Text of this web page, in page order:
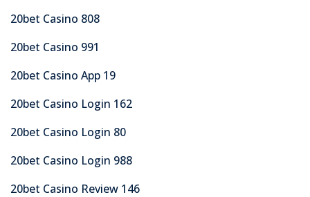
20bet Casino 808
20bet Casino 991
20bet Casino App 19
20bet Casino Login 162
20bet Casino Login 80
20bet Casino Login 988
20bet Casino Review 146